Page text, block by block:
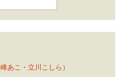
あこ・立川こしら）